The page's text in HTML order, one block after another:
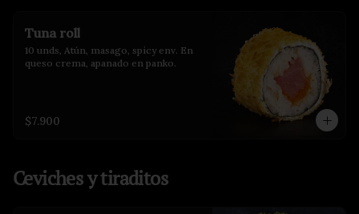
Tuna roll
10 unds, Atún, masago, spicy env. En
queso crema, apanado en panko.
$7.900
Ceviches y tiraditos